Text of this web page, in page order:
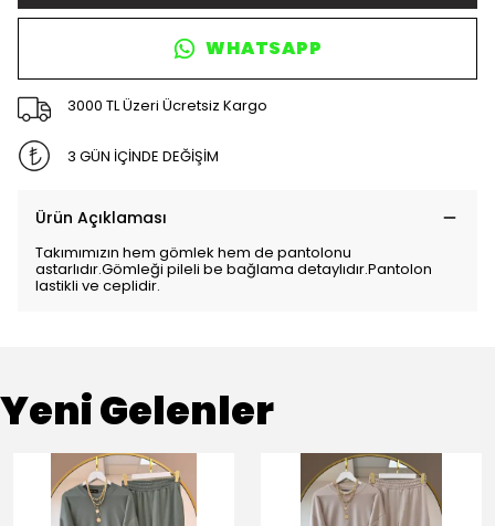
WHATSAPP
3000 TL Üzeri Ücretsiz Kargo
3 GÜN İÇİNDE DEĞİŞİM
Ürün Açıklaması
Takımımızın hem gömlek hem de pantolonu
astarlıdır.Gömleği pileli be bağlama detaylıdır.Pantolon
lastikli ve ceplidir.
Yeni Gelenler